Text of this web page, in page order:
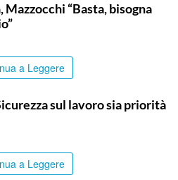
“Basta, bisogna
a Leggere
sul lavoro sia priorità
a Leggere